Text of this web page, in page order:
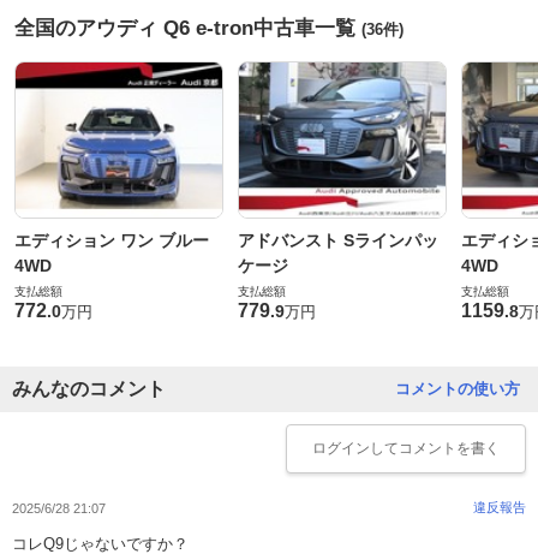
全国のアウディ Q6 e-tron中古車一覧 (36件)
エディション ワン ブルー
4WD
支払総額
772.0万円
アドバンスト Sラインパッ
ケージ
支払総額
779.9万円
エディシ
4WD
支払総額
1159.8万
コメントの使い方
みんなのコメント
ログイン してコメントを書く
2025/6/28 21:07 違反報告
コレQ9じゃないですか？